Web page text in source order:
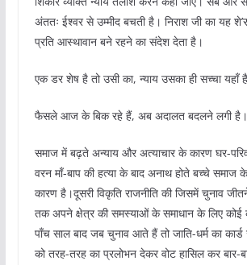
अंततः ईश्वर से उम्मीद बचती है। निराश जी का यह
प्रति आस्थावान बने रहने का संदेश देता है।
एक डर शेष है तो उसी का, न्याय उसका ही सच्चा यहाँ
फैसले आज के बिक रहे हैं, अब अदालत बदलने लगी
समाज में बढ़ते अन्याय और अत्याचार के कारण घर-
वरन माँ-बाप की हत्या के बाद अनाथ होते बच्चे समाज
कारण है।दूसरी विकृति राजनीति की जिसमें चुनाव
तक अपने क्षेत्र की समस्याओं के समाधान के लिए कोई
पाँच साल बाद जब चुनाव आते हैं तो जाति-धर्म का
को तरह-तरह का प्रलोभन देकर वोट हासिल कर बार-